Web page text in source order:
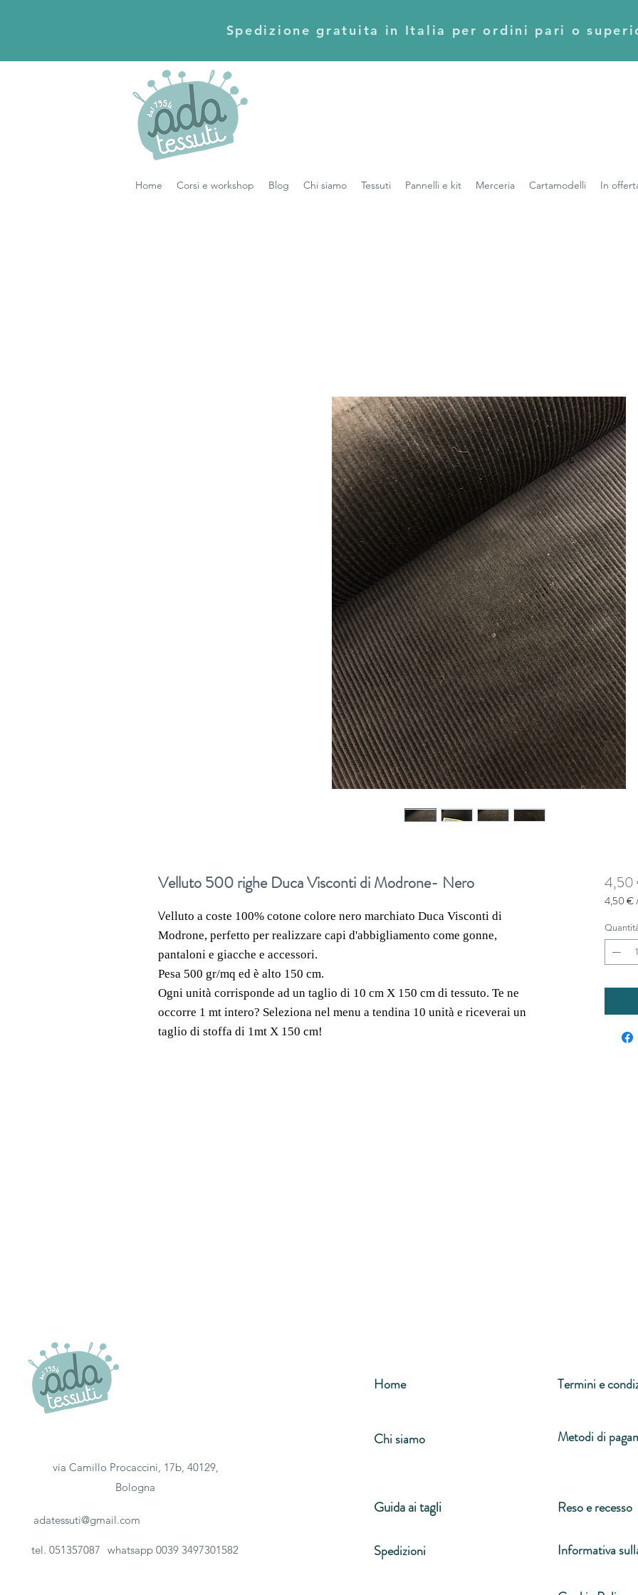
Spedizione gratuita in Italia per ordini pari o
Home Corsi e workshop Blog Chi siamo Tessuti Pannelli e kit Merceria Cartamodelli In
Velluto 500 righe Duca Visconti di Modrone- Nero
Velluto a coste 100% cotone colore nero marchiato Duca Visconti di
Modrone, perfetto per realizzare capi d'abbigliamento come gonne,
pantaloni e giacche e accessori.
Pesa 500 gr/mq ed è alto 150 cm.
Ogni unità corrisponde ad un taglio di 10 cm X 150 cm di tessuto. Te ne
occorre 1 mt intero? Seleziona nel menu a tendina 10 unità e riceverai un
taglio di stoffa di 1mt X 150 cm!
4,50
4,50 €
ogni
10
Home
Chi siamo
Termini e
Metodi di
via Camillo Procaccini, 17b, 40129,
Bologna
adatessuti@gmail.com
tel. 051357087 whatsapp 0039 3497301582
Guida ai tagli Reso e recesso
Spedizioni Informativa